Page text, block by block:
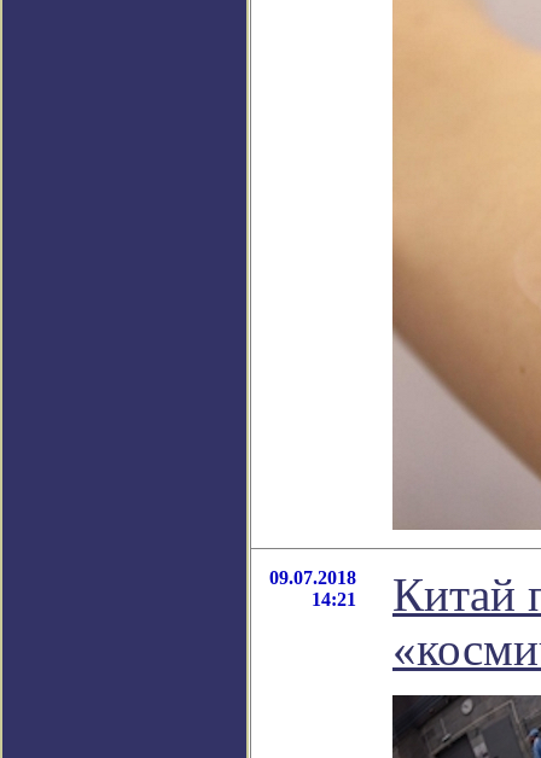
09.07.2018
14:21
Китай